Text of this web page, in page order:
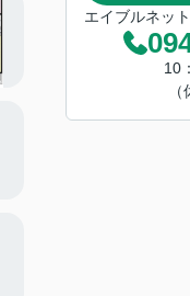
エイブルネ
10